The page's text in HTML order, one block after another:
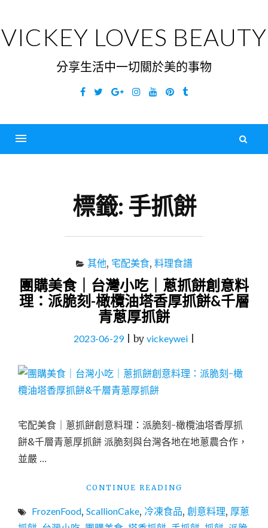
content
VICKEY LOVES BEAUTY
分享生活中一切關於美的事物
Facebook
TwitterGoogleInstagramYouTubePinterest
Tumblr
標籤: 手抓餅
其他, 宅配美食, 料理食譜
團購美食｜台灣小吃｜蔥抓餅創意料
理：派脆刻-橄欖油塔香厚抓餅&千層
青蔥厚抓餅
2023-06-29|by vickeywei|
宅配美食｜蔥抓餅創意料理：派脆刻-橄欖油塔香厚抓
餅&千層青蔥厚抓餅 派脆刻與台灣各地在地蔥農合作，
並嚴 …
CONTINUE READING
美
食
FrozenFood, ScallionCake, 冷凍食品, 創意料理, 厚蔥